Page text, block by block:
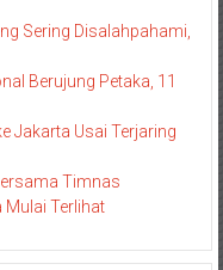
Sering Disalahpahami,
Berujung Petaka, 11
Jakarta Usai Terjaring
Timnas
Mulai Terlihat